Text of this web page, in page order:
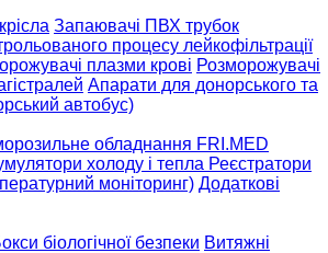
Запаювачі ПВХ трубок
процесу лейкофільтрації
плазми крові Розморожувачі
Апарати для донорського та
автобус)
обладнання FRI.MED
холоду і тепла Реєстратори
моніторинг) Додаткові
біологічної безпеки Витяжні